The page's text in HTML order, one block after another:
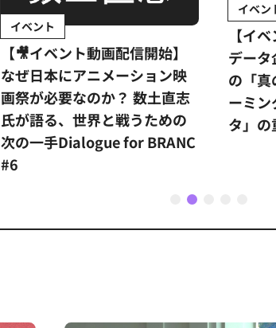
イベント
【🎥イベント動画配信開始】
なぜ日本にアニメーション映
画祭が必要なのか？ 数土直志
氏が語る、世界と戦うための
次の一手Dialogue for BRANC
#6
イベン
【イ
デー
の「真
ーミ
タ」の
1 2